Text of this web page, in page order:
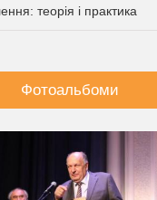
теорія і практика
Фотоальбоми